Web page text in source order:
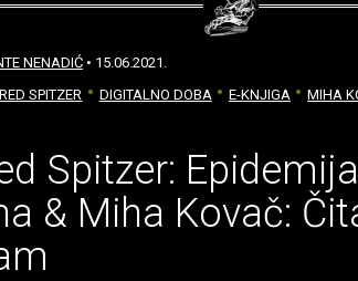
NENADIĆ • 15.06.2021.
SPITZER DIGITALNO DOBA E-KNJIGA MIHA
Spitzer:
& Miha Kovač: